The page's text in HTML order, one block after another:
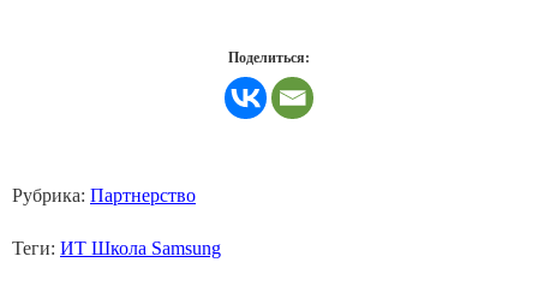
Поделиться:
Рубрика: Партнерство
Теги: ИТ Школа Samsung